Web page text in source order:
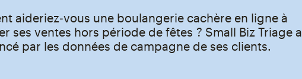
aideriez‑vous une boulangerie cachère en ligne à
ses ventes hors période de fêtes ? Small Biz Triage a
par les données de campagne de ses clients.